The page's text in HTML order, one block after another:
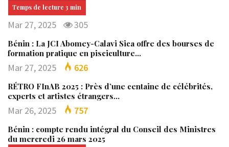
Mar 27, 2025 305
Bénin : La JCI Abomey-Calavi Sica offre des bourses de
formation pratique en pisciculture…
Mar 27, 2025 626
RÉTRO FInAB 2025 : Près d’une centaine de célébrités,
experts et artistes étrangers…
Mar 26, 2025 757
Bénin : compte rendu intégral du Conseil des Ministres
du mercredi 26 mars 2025